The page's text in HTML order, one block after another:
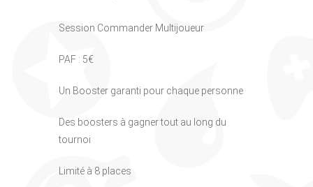
Session Commander Multijoueur
PAF : 5€
Un Booster garanti pour chaque personne
Des boosters à gagner tout au long du
tournoi
Limité à 8 places